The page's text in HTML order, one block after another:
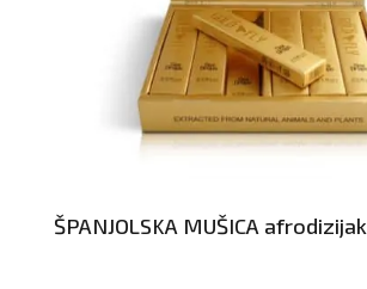
ŠPANJOLSKA MUŠICA afrodizijak